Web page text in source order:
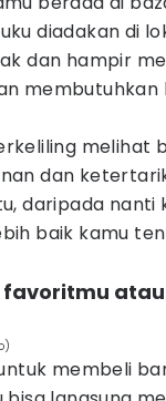
diadakan di
dan hampir
melihat
dan
daripada nanti
baik kamu
favoritmu
membeli